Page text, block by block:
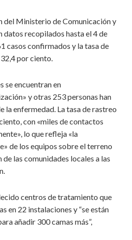
del Ministerio de Comunicación y
datos recopilados hasta el 4 de
casos confirmados y la tasa de
por ciento.
se encuentran en
y otras 253 personas han
la enfermedad. La tasa de rastreo
con «miles de contactos
lo que refleja «la
de los equipos sobre el terreno
las comunidades locales a las
centros de tratamiento que
en 22 instalaciones y “se están
añadir 300 camas más”,